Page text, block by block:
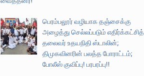
பெரம்பலூர் வழியாக தஞ்சைக்கு
அழைத்து செல்லப்படும் எதிர்க்கட்சித்
தலைவர் உதயநிதி ஸ்டாலின்;
திமுகவினரின் பலத்த போராட்டம்;
போலீஸ் குவிப்பு! பரபரப்பு!!